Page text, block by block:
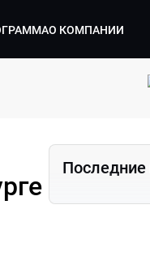
О КОМПАНИИ
Последние